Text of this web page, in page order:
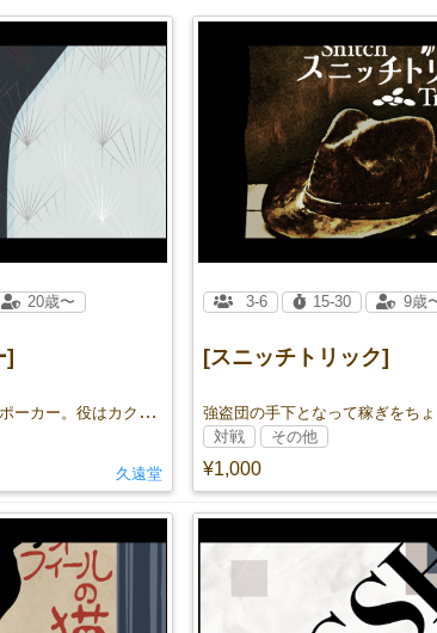
]
様々な材料カードで遊ぶポーカー。役はカクテルのレシピ。
20歳〜
久遠堂
[スニッチトリック]
¥1,000
3-6 15-30 9歳
対戦 その他